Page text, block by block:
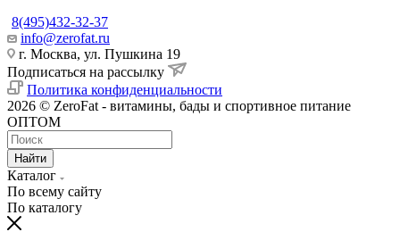
8(495)432-32-37
info@zerofat.ru
г. Москва, ул. Пушкина 19
Подписаться на рассылку
Политика конфиденциальности
2026 © ZeroFat - витамины, бады и спортивное питание
ОПТОМ
Найти
Каталог
По всему сайту
По каталогу